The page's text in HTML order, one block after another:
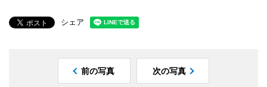
シェア
前の写真 次の写真